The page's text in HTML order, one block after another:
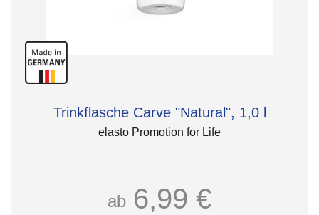
Trinkflasche Carve "Natural", 1,0 l
elasto Promotion for Life
ab 6,99 €